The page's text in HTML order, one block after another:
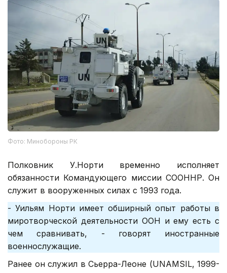
Фото: Минобороны РК
Полковник У.Норти временно исполняет
обязанности Командующего миссии СООННР. Он
служит в вооруженных силах с 1993 года.
- Уильям Норти имеет обширный опыт работы в
миротворческой деятельности ООН и ему есть с
чем сравнивать, - говорят иностранные
военнослужащие.
Ранее он служил в Сьерра-Леоне (UNAMSIL, 1999-